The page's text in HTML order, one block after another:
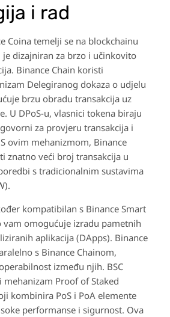
i rad
Coina temelji se na blockchainu
je dizajniran za brzo i učinkovito
Binance Chain koristi
Delegiranog dokaza o udjelu
brzu obradu transakcija uz
U DPoS-u, vlasnici tokena biraju
za provjeru transakcija i
ovim mehanizmom, Binance
znatno veći broj transakcija u
s tradicionalnim sustavima
kompatibilan s Binance Smart
vam omogućuje izradu pametnih
aplikacija (DApps). Binance
s Binance Chainom,
između njih. BSC
Proof of Staked
kombinira PoS i PoA elemente
performanse i sigurnost. Ova